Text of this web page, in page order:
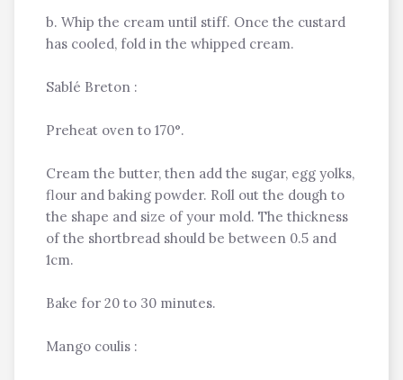
b. Whip the cream until stiff. Once the custard
has cooled, fold in the whipped cream.
Sablé Breton :
Preheat oven to 170°.
Cream the butter, then add the sugar, egg yolks,
flour and baking powder. Roll out the dough to
the shape and size of your mold. The thickness
of the shortbread should be between 0.5 and
1cm.
Bake for 20 to 30 minutes.
Mango coulis :